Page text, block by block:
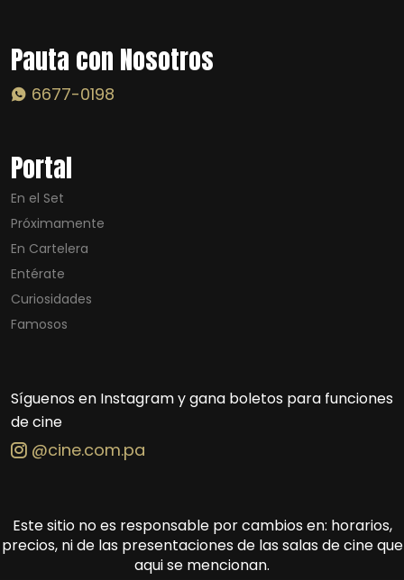
Pauta con Nosotros
6677-0198
Portal
En el Set
Próximamente
En Cartelera
Entérate
Curiosidades
Famosos
Síguenos en Instagram y gana boletos para funciones
de cine
@cine.com.pa
Este sitio no es responsable por cambios en: horarios,
precios, ni de las presentaciones de las salas de cine que
aqui se mencionan.